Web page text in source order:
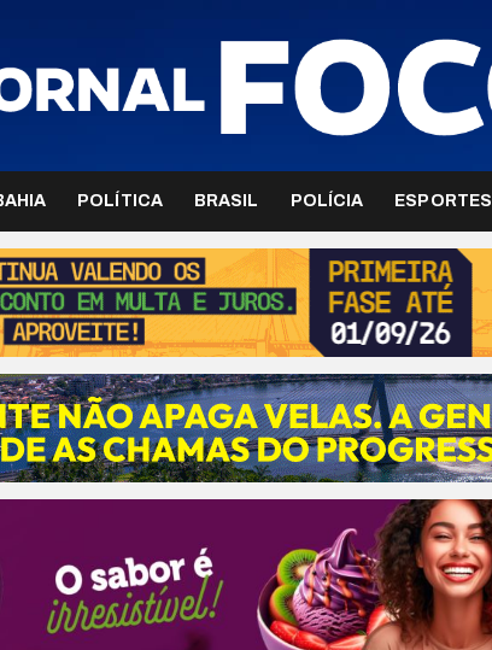
POLÍTICA BRASIL POLÍCIA ESPORTES